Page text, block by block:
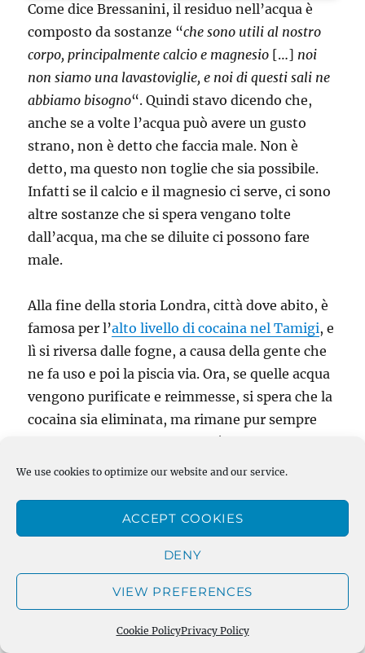
We use cookies to optimize our website and our service.
ACCEPT COOKIES
DENY
VIEW PREFERENCES
Cookie PolicyPrivacy Policy
Come dice Bressanini, il residuo nell’acqua è
composto da sostanze “che sono utili al nostro
corpo, principalmente calcio e magnesio […] noi
non siamo una lavastoviglie, e noi di questi sali ne
abbiamo bisogno“. Quindi stavo dicendo che,
anche se a volte l’acqua può avere un gusto
strano, non è detto che faccia male. Non è
detto, ma questo non toglie che sia possibile.
Infatti se il calcio e il magnesio ci serve, ci sono
altre sostanze che si spera vengano tolte
dall’acqua, ma che se diluite ci possono fare
male.
Alla fine della storia Londra, città dove abito, è
famosa per l’alto livello di cocaina nel Tamigi, e
lì si riversa dalle fogne, a causa della gente che
ne fa uso e poi la piscia via. Ora, se quelle acqua
vengono purificate e reimmesse, si spera che la
cocaina sia eliminata, ma rimane pur sempre
minerali in un’acqua, quindi c’è sicuramente
Magari non cocaina, ma cloro, che di per sè non
è nocivo ma alcuni suoi derivati lo potrebbero
reso partecipe di una notizia meravigliosa: